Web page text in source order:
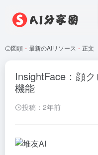
図頭 - 最新のAIリソース - 正文
InsightFace：顔
機能
投稿：2年前